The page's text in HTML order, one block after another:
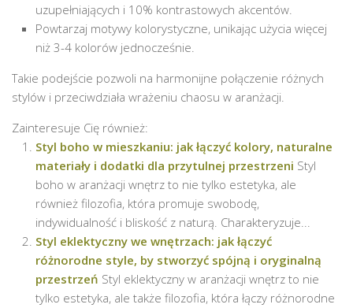
uzupełniających i 10% kontrastowych akcentów.
Powtarzaj motywy kolorystyczne, unikając użycia więcej
niż 3-4 kolorów jednocześnie.
Takie podejście pozwoli na harmonijne połączenie różnych
stylów i przeciwdziała wrażeniu chaosu w aranżacji.
Zainteresuje Cię również:
Styl boho w mieszkaniu: jak łączyć kolory, naturalne
materiały i dodatki dla przytulnej przestrzeni Styl
boho w aranżacji wnętrz to nie tylko estetyka, ale
również filozofia, która promuje swobodę,
indywidualność i bliskość z naturą. Charakteryzuje...
Styl eklektyczny we wnętrzach: jak łączyć
różnorodne style, by stworzyć spójną i oryginalną
przestrzeń Styl eklektyczny w aranżacji wnętrz to nie
tylko estetyka, ale także filozofia, która łączy różnorodne